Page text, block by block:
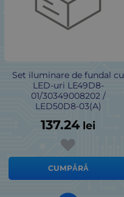
Set iluminare de fundal cu
LED-uri LE49D8-
01/30349008202 /
LED50D8-03(A)
137.24 lei
CUMPĂRĂ